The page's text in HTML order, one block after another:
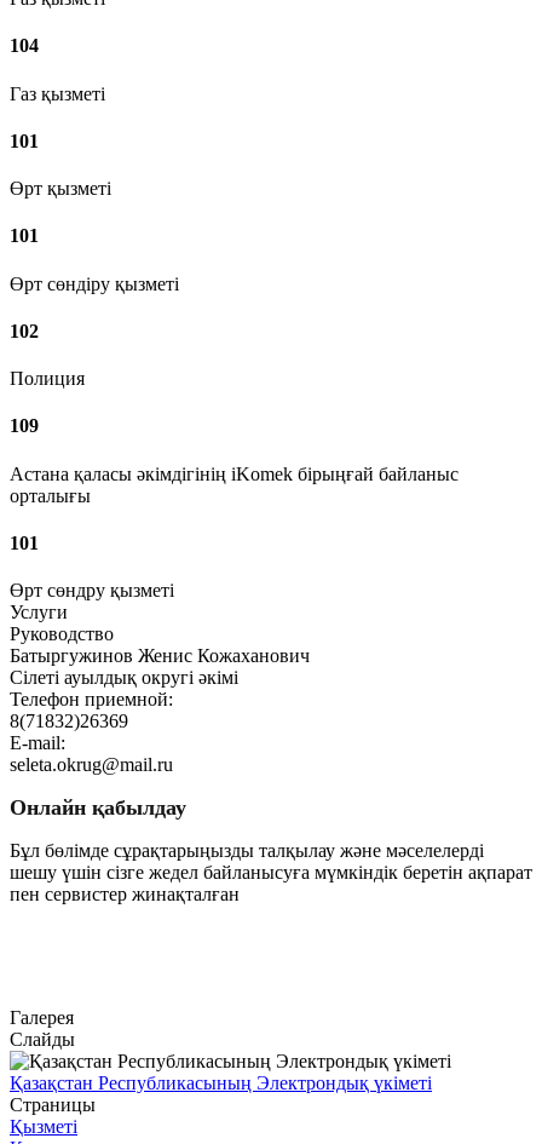
104
Газ қызметі
101
Өрт қызметі
101
Өрт сөндіру қызметі
102
Полиция
109
Астана қаласы әкімдігінің iKomek бірыңғай байланыс
орталығы
101
Өрт сөндру қызметі
Услуги
Руководство
Батыргужинов Женис Кожаханович
Сілеті ауылдық округі әкімі
Телефон приемной:
8(71832)26369
E-mail:
seleta.okrug@mail.ru
Онлайн қабылдау
Бұл бөлімде сұрақтарыңызды талқылау және мәселелерді
шешу үшін сізге жедел байланысуға мүмкіндік беретін ақпарат
пен сервистер жинақталған
Галерея
Слайды
Қазақстан Республикасының Электрондық үкіметі
Страницы
Қызметі